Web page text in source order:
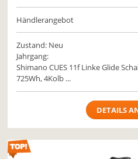
Händlerangebot
Zustand: Neu
Jahrgang:
Shimano CUES 11f Linke Glide
725Wh, 4Kolb ...
DETAILS